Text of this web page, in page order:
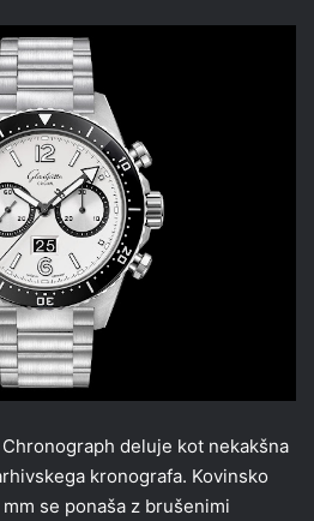
deluje kot nekakšna
kronografa. Kovinsko
se ponaša z brušenimi